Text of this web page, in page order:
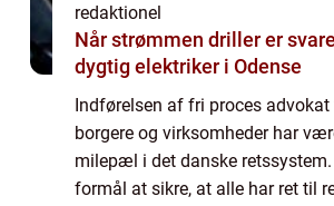
redaktionel
Når strømmen driller er
dygtig elektriker i Odense
Indførelsen af fri proces
borgere og virksomheder har
milepæl i det danske
formål at sikre, at alle har ret til